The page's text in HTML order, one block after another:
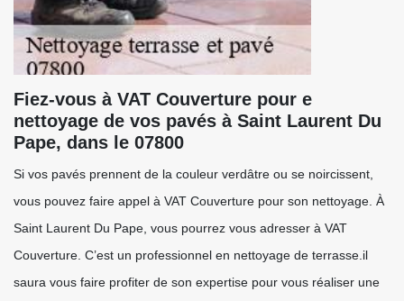
Fiez-vous à VAT Couverture pour e
nettoyage de vos pavés à Saint Laurent Du
Pape, dans le 07800
Si vos pavés prennent de la couleur verdâtre ou se noircissent,
vous pouvez faire appel à VAT Couverture pour son nettoyage. À
Saint Laurent Du Pape, vous pourrez vous adresser à VAT
Couverture. C’est un professionnel en nettoyage de terrasse.il
saura vous faire profiter de son expertise pour vous réaliser une